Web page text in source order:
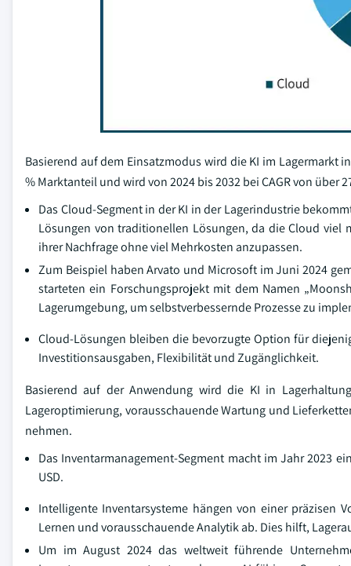
Basierend auf dem Einsatzmodus wird die KI im Lagermarkt
% Marktanteil und wird von 2024 bis 2032 bei CAGR von über
Das Cloud-Segment in der KI in der Lagerindustrie
Lösungen von traditionellen Lösungen, da die Cloud viel
ihrer Nachfrage ohne viel Mehrkosten anzupassen.
Zum Beispiel haben Arvato und Microsoft im Juni 2024
starteten ein Forschungsprojekt mit dem Namen
Lagerumgebung, um selbstverbessernde Prozesse zu
Cloud-Lösungen bleiben die bevorzugte Option für
Investitionsausgaben, Flexibilität und Zugänglichkeit.
Basierend auf der Anwendung wird die KI in
Lageroptimierung, vorausschauende Wartung und
nehmen.
Das Inventarmanagement-Segment macht im Jahr 2023
USD.
Intelligente Inventarsysteme hängen von einer präzisen
Lernen und vorausschauende Analytik ab. Dies hilft,
Um im August 2024 das weltweit führende